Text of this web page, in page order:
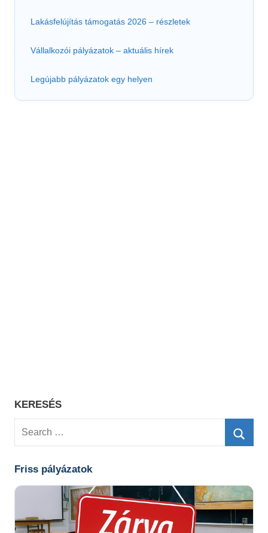
Lakásfelújítás támogatás 2026 – részletek
Vállalkozói pályázatok – aktuális hírek
Legújabb pályázatok egy helyen
KERESÉS
Search
Friss pályázatok